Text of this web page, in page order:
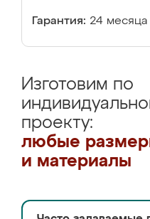
Гарантия: 24 месяца
Изготовим по
проекту:
любые
и материалы